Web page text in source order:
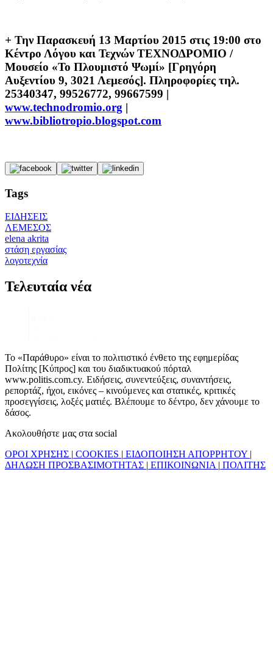
+ Την Παρασκευή 13 Μαρτίου 2015 στις 19:00 στο
Κέντρο Λόγου και Τεχνών ΤΕΧΝΟΔΡΟΜΙΟ /
Μουσείο «Το Πλουμιστό Ψωμί» [Γρηγόρη
Αυξεντίου 9, 3021 Λεμεσός]. Πληροφορίες τηλ.
25340347, 99526772, 99667599 |
www.technodromio.org |
www.bibliotropio.blogspot.com
Tags
ΕΙΔΗΣΕΙΣ
ΛΕΜΕΣΟΣ
elena akrita
στάση εργασίας
λογοτεχνία
Τελευταία νέα
Το «Παράθυρο» είναι το πολιτιστικό ένθετο της εφημερίδας
Πολίτης [Κύπρος] και του διαδικτυακού πόρταλ
www.politis.com.cy. Ειδήσεις, συνεντεύξεις, συναντήσεις,
ρεπορτάζ, ήχοι, εικόνες – κινούμενες και στατικές, κριτικές
προσεγγίσεις, λοξές ματιές. Βλέπουμε το δέντρο, δεν χάνουμε το
δάσος.
Ακολουθήστε μας στα social
ΟΡΟΙ ΧΡΗΣΗΣ | COOKIES | ΕΙΔΟΠΟΙΗΣΗ ΑΠΟΡΡΗΤΟΥ |
ΔΗΛΩΣΗ ΠΡΟΣΒΑΣΙΜΟΤΗΤΑΣ | ΕΠΙΚΟΙΝΩΝΙΑ | ΠΟΛΙΤΗΣ